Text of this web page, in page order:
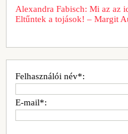
Alexandra Fabisch: Mi az az
Eltűntek a tojások! – Margit
Felhasználói név*:
E-mail*: